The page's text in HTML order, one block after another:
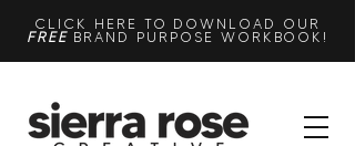
CLICK HERE TO DOWNLOAD OUR
FREEBRAND PURPOSE WORKBOOK!